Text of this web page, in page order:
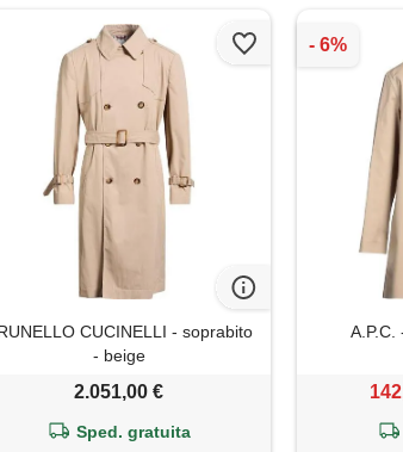
CUCINELLI - soprabito
- beige
2.051,00 €
Sped. gratuita
A.P.C.